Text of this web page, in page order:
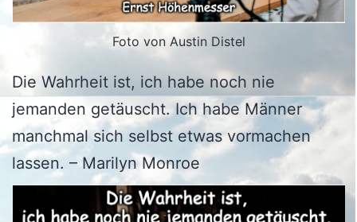
Foto von Austin Distel
Die Wahrheit ist, ich habe noch nie
jemanden getäuscht. Ich habe Männer
manchmal sich selbst etwas vormachen
lassen. – Marilyn Monroe